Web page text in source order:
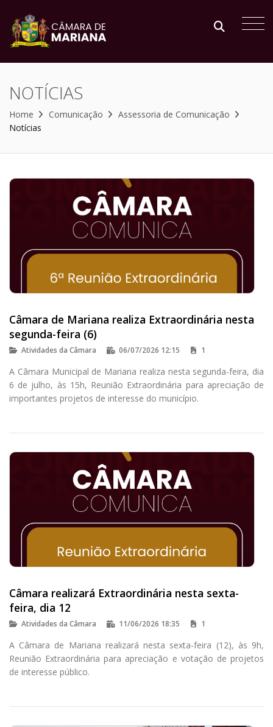
NOTÍCIAS
Home Comunicação
Assessoria de Comunicação
Notícias
Câmara de Mariana realiza Extraordinária nesta
segunda-feira (6)
Atividades da Câmara 06/07/2026 12:15 1
A Câmara Municipal de Mariana realiza nesta segunda-feira, dia
6 de julho, às 15h, Reunião Extraordinária para apreciação de
importantes projetos de interesse do município.
Câmara realizará Extraordinária nesta sexta-
feira, dia 12
Atividades da Câmara 11/06/2026 18:35 1
A Câmara de Mariana realizará nesta sexta-feira (12), às 9h,
Reunião Extraordinária para apreciação e votação de projetos
de interesse público.